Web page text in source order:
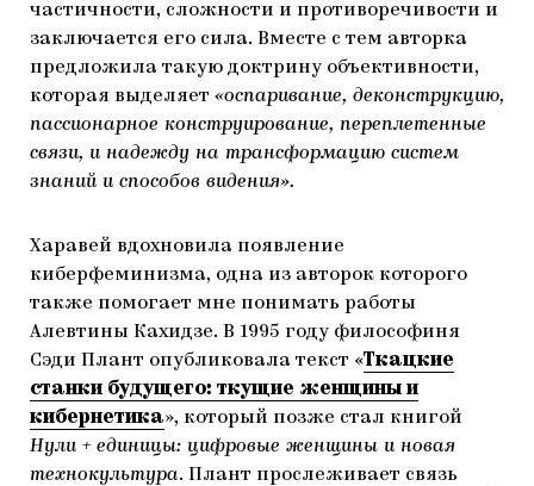
частичности, сложности и противоречивости и
заключается его сила. Вместе с тем авторка
предложила такую доктрину объективности,
которая выделяет «оспаривание, деконструкцию,
пассионарное конструирование, переплетенные
связи, и надежду на трансформацию систем
знаний и способов видения».
Харавей вдохновила появление
киберфеминизма, одна из авторок которого
также помогает мне понимать работы
Алевтины Кахидзе. В 1995 году философиня
Сэди Плант опубликовала текст «Ткацкие
станки будущего: ткущие женщины и
кибернетика», который позже стал книгой
Нули + единицы: цифровые женщины и новая
технокультура. Плант прослеживает связь